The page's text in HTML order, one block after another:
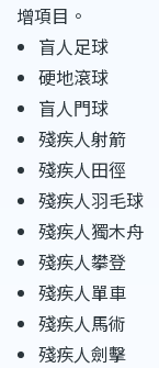
增項目。
盲人足球
硬地滾球
盲人門球
殘疾人射箭
殘疾人田徑
殘疾人羽毛球
殘疾人獨木舟
殘疾人攀登
殘疾人單車
殘疾人馬術
殘疾人劍擊